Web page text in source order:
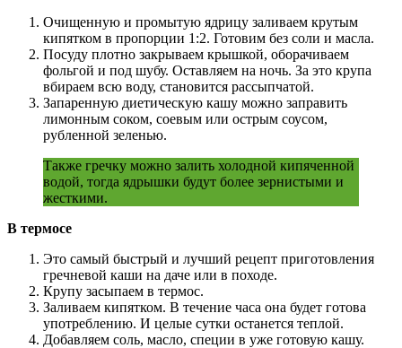
Очищенную и промытую ядрицу заливаем крутым
кипятком в пропорции 1:2. Готовим без соли и масла.
Посуду плотно закрываем крышкой, оборачиваем
фольгой и под шубу. Оставляем на ночь. За это крупа
вбираем всю воду, становится рассыпчатой.
Запаренную диетическую кашу можно заправить
лимонным соком, соевым или острым соусом,
рубленной зеленью.
Также гречку можно залить холодной кипяченной
водой, тогда ядрышки будут более зернистыми и
жесткими.
В термосе
Это самый быстрый и лучший рецепт приготовления
гречневой каши на даче или в походе.
Крупу засыпаем в термос.
Заливаем кипятком. В течение часа она будет готова
употреблению. И целые сутки останется теплой.
Добавляем соль, масло, специи в уже готовую кашу.